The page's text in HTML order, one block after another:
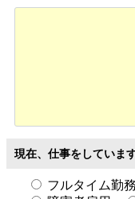
現在、仕事をしていま
フルタイム勤務